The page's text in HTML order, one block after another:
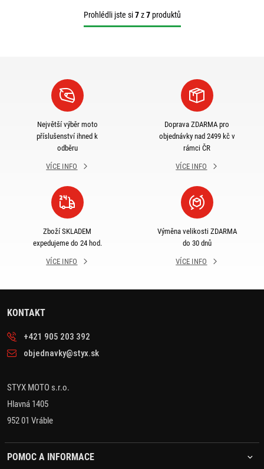
Prohlédli jste si7z7produktů
Největší výběr moto
příslušenství ihned k
odběru
VÍCE INFO
Doprava ZDARMA pro
objednávky nad 2499 kč v
rámci ČR
VÍCE INFO
Zboží SKLADEM
expedujeme do 24 hod.
VÍCE INFO
Výměna velikosti ZDARMA
do 30 dnů
VÍCE INFO
KONTAKT
+421 905 203 392
objednavky@styx.sk
STYX MOTO s.r.o.
Hlavná 1405
952 01 Vráble
POMOC A INFORMACE